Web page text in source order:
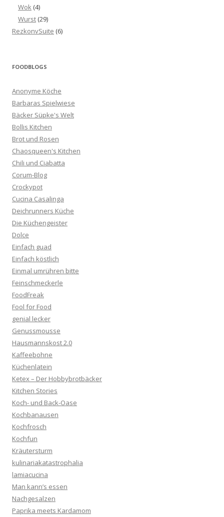
Wok (4)
Wurst (29)
RezkonvSuite (6)
FOODBLOGS
Anonyme Köche
Barbaras Spielwiese
Bäcker Süpke's Welt
Bollis Kitchen
Brot und Rosen
Chaosqueen's Kitchen
Chili und Ciabatta
Corum-Blog
Crockypot
Cucina Casalinga
Deichrunners Küche
Die Küchengeister
Dolce
Einfach guad
Einfach köstlich
Einmal umrühren bitte
Feinschmeckerle
FoodFreak
Fool for Food
genial lecker
Genussmousse
Hausmannskost 2.0
Kaffeebohne
Küchenlatein
Ketex – Der Hobbybrotbäcker
Kitchen Stories
Koch- und Back-Oase
Kochbanausen
Kochfrosch
Kochfun
Kräutersturm
kulinariakatastrophalia
lamiacucina
Man kann’s essen
Nachgesalzen
Paprika meets Kardamom